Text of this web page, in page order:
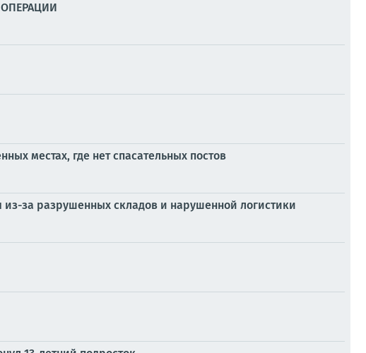
местах, где нет спасательных постов
за разрушенных складов и нарушенной логистики